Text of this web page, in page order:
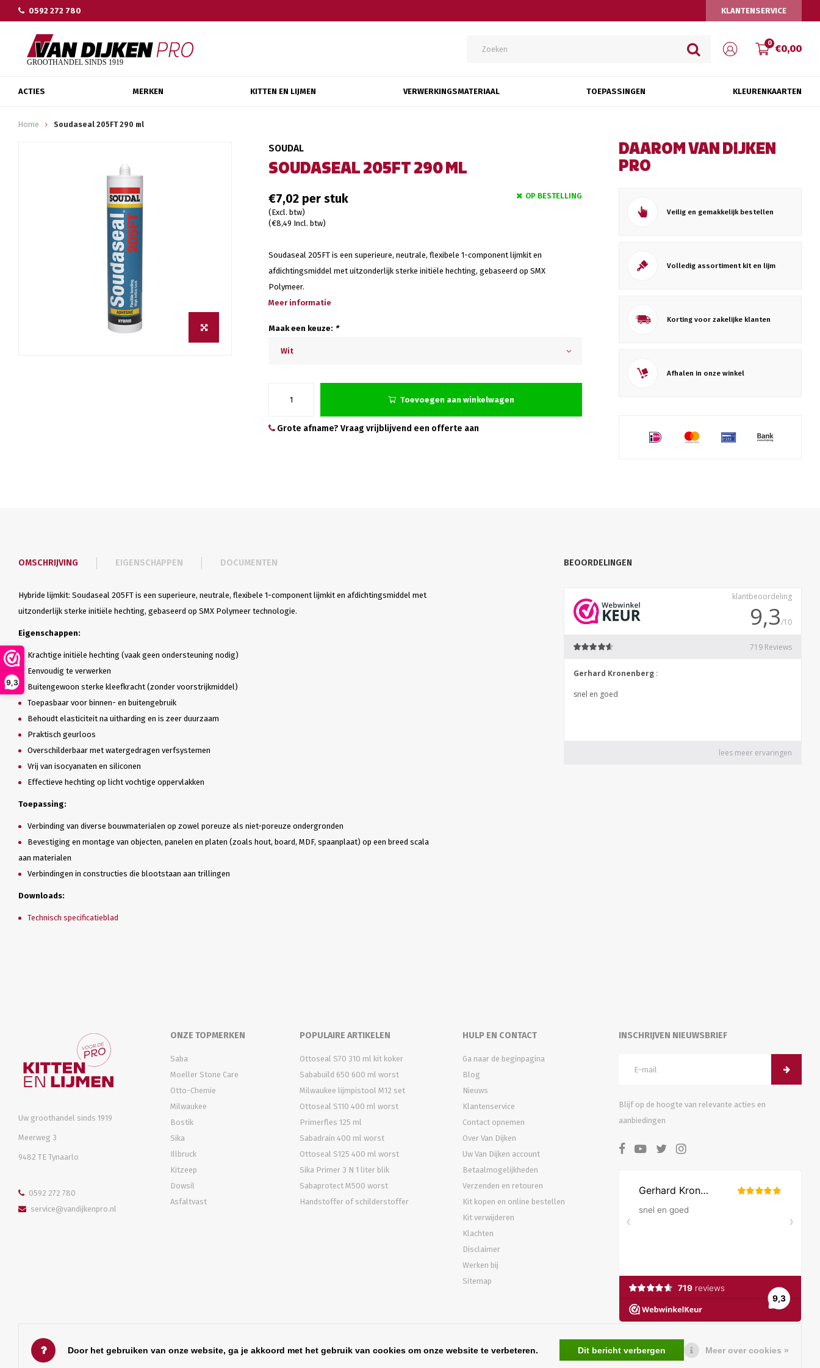
9,3
0592 272 780 KLANTENSERVICE
0 €0,00
ACTIES MERKEN KITTEN EN LIJMEN VERWERKINGSMATERIAAL TOEPASSINGEN KLEURENKAARTEN
Home Soudaseal 205FT 290 ml
SOUDASEAL 205FT 290 ML
SOUDAL
€7,02
(Excl. btw)
(€8,49 Incl. btw)
OP BESTELLING
Soudaseal 205FT is een superieure, neutrale, flexibele 1-component lijmkit en
afdichtingsmiddel met uitzonderlijk sterke initiële hechting, gebaseerd op SMX
Polymeer.
Meer informatie
Maak een keuze: *
Wit
Toevoegen aan winkelwagen
Grote afname? Vraag vrijblijvend een offerte aan
DAAROM VAN DIJKEN
PRO
Veilig en gemakkelijk bestellen
Volledig assortiment kit en lijm
Korting voor zakelijke klanten
Afhalen in onze winkel
OMSCHRIJVING EIGENSCHAPPEN DOCUMENTEN
Hybride lijmkit: Soudaseal 205FT is een superieure, neutrale, flexibele 1-component lijmkit en afdichtingsmiddel met
uitzonderlijk sterke initiële hechting, gebaseerd op SMX Polymeer technologie.
Eigenschappen:
Krachtige initiële hechting (vaak geen ondersteuning nodig)
Eenvoudig te verwerken
Buitengewoon sterke kleefkracht (zonder voorstrijkmiddel)
Toepasbaar voor binnen- en buitengebruik
Behoudt elasticiteit na uitharding en is zeer duurzaam
Praktisch geurloos
Overschilderbaar met watergedragen verfsystemen
Vrij van isocyanaten en siliconen
Effectieve hechting op licht vochtige oppervlakken
Toepassing:
Verbinding van diverse bouwmaterialen op zowel poreuze als niet-poreuze ondergronden
Bevestiging en montage van objecten, panelen en platen (zoals hout, board, MDF, spaanplaat) op een breed scala
aan materialen
Verbindingen in constructies die blootstaan aan trillingen
Downloads:
Technisch specificatieblad
BEOORDELINGEN
Uw groothandel sinds 1919
Meerweg 3
9482 TE Tynaarlo
0592 272 780
service@vandijkenpro.nl
ONZE TOPMERKEN
Saba
Moeller Stone Care
Otto-Chemie
Milwaukee
Bostik
Sika
Illbruck
Kitzeep
Dowsil
Asfaltvast
POPULAIRE ARTIKELEN
Ottoseal S70 310 ml kit koker
Sababuild 650 600 ml worst
Milwaukee lijmpistool M12 set
Ottoseal S110 400 ml worst
Primerfles 125 ml
Sabadrain 400 ml worst
Ottoseal S125 400 ml worst
Sika Primer 3 N 1 liter blik
Sabaprotect M500 worst
Handstoffer of schilderstoffer
HULP EN CONTACT
Ga naar de beginpagina
Blog
Nieuws
Klantenservice
Contact opnemen
Over Van Dijken
Uw Van Dijken account
Betaalmogelijkheden
Verzenden en retouren
Kit kopen en online bestellen
Kit verwijderen
Klachten
Disclaimer
Werken bij
Sitemap
INSCHRIJVEN NIEUWSBRIEF
Blijf op de hoogte van relevante acties en
aanbiedingen
Door het gebruiken van onze website, ga je akkoord met het gebruik van cookies om onze website te verbeteren. Dit bericht verbergen Meer over cookies »